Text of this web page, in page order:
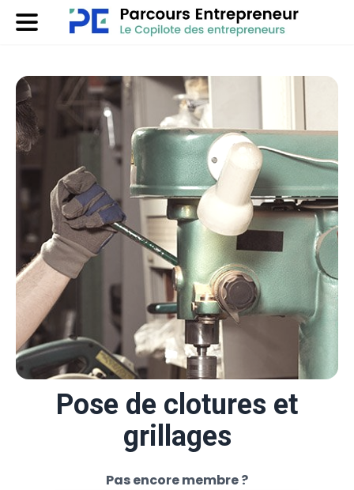
Pose de clotures et
grillages
Pas encore membre ?